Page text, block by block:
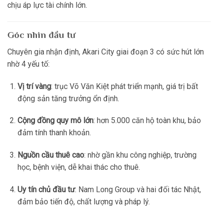
chịu áp lực tài chính lớn.
Góc nhìn đầu tư
Chuyên gia nhận định, Akari City giai đoạn 3 có sức hút lớn
nhờ 4 yếu tố:
Vị trí vàng: trục Võ Văn Kiệt phát triển mạnh, giá trị bất
động sản tăng trưởng ổn định.
Cộng đồng quy mô lớn: hơn 5.000 căn hộ toàn khu, bảo
đảm tính thanh khoản.
Nguồn cầu thuê cao: nhờ gần khu công nghiệp, trường
học, bệnh viện, dễ khai thác cho thuê.
Uy tín chủ đầu tư: Nam Long Group và hai đối tác Nhật,
đảm bảo tiến độ, chất lượng và pháp lý.